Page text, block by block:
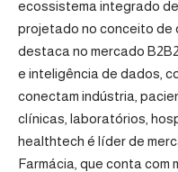
ecossistema integrado
projetado no conceito de
destaca no mercado
e inteligência de dados,
conectam indústria,
clínicas, laboratórios,
healthtech é líder de
Farmácia, que conta com